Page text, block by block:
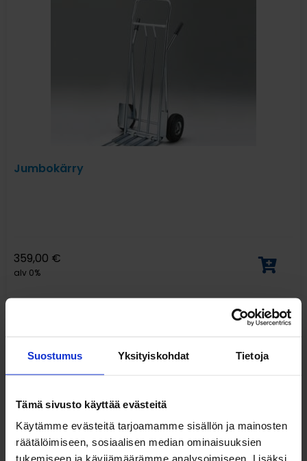
Suostumus Yksityiskohdat Tietoja
Tämä sivusto käyttää evästeitä
Käytämme evästeitä tarjoamamme sisällön ja mainosten
räätälöimiseen, sosiaalisen median ominaisuuksien
tukemiseen ja kävijämäärämme analysoimiseen. Lisäksi
Jumbokärry
359,00 €
alv 0%